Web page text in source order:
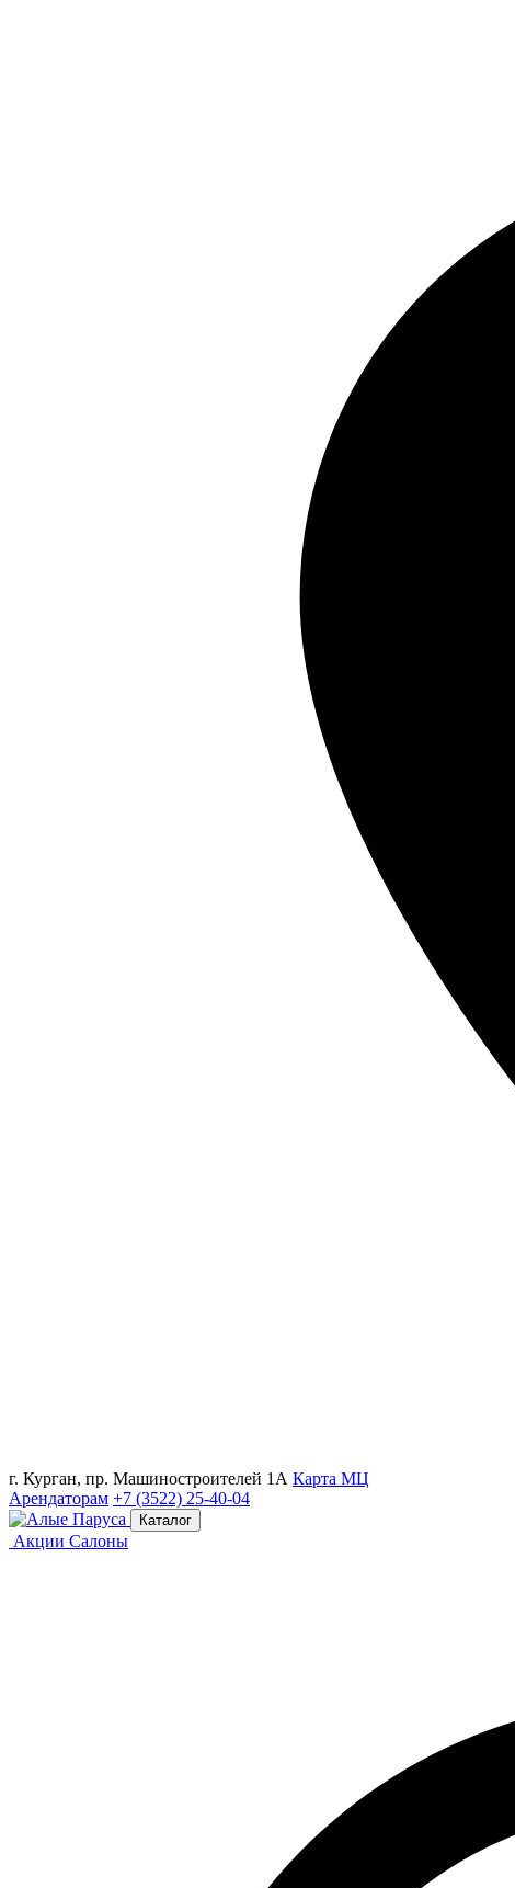
г. Курган, пр. Машиностроителей 1А Карта МЦ
Арендаторам +7 (3522) 25-40-04
Каталог
Акции Салоны